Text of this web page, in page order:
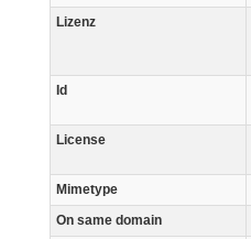
Lizenz
Id
License
Mimetype
On same domain